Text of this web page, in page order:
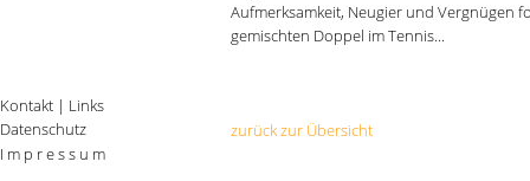
Aufmerksamkeit, Neugier und Vergnügen
gemischten Doppel im Tennis...
zurück zur Übersicht
Kontakt | Links
Datenschutz
I m p r e s s u m